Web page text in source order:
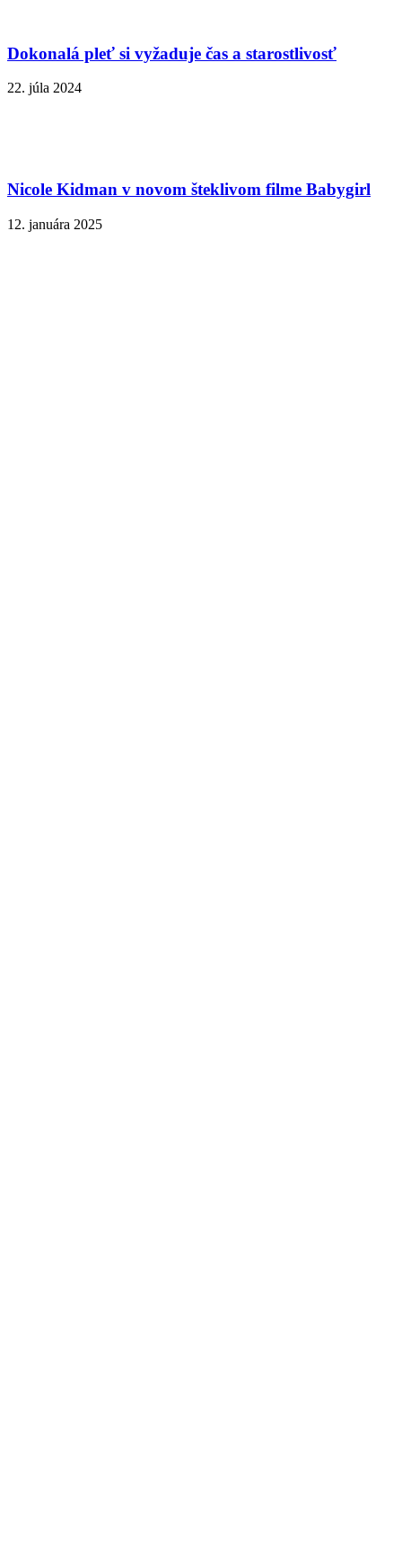
Dokonalá pleť si vyžaduje čas a starostlivosť
22. júla 2024
Nicole Kidman v novom šteklivom filme Babygirl
12. januára 2025